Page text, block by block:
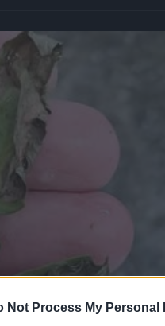
Not Process My Personal